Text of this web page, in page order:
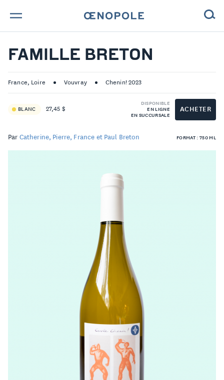
TROUVE TA BOUTEILLE !
NOS ENGAGEMENTS
LISTE DE PRIX RESTAURANTS
POLITIQUE DE CONFIDENTIALITÉ
FAMILLE BRETON
France, Loire Vouvray Chenin! 2023
BLANC 27,45 $
DISPONIBLE
EN LIGNE
EN SUCCURSALE
ACHETER
Par Catherine, Pierre, France et Paul Breton FORMAT : 750 ML